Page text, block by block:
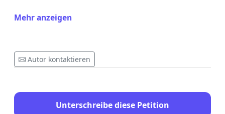
Bessere UX statt Marketing-Icons
Label/Badge, optional ausklappbar) ist
Aufklärung direkt im Browser: Beim Klick auf
Mehr anzeigen
Autor kontaktieren
Unterschreibe diese Petition